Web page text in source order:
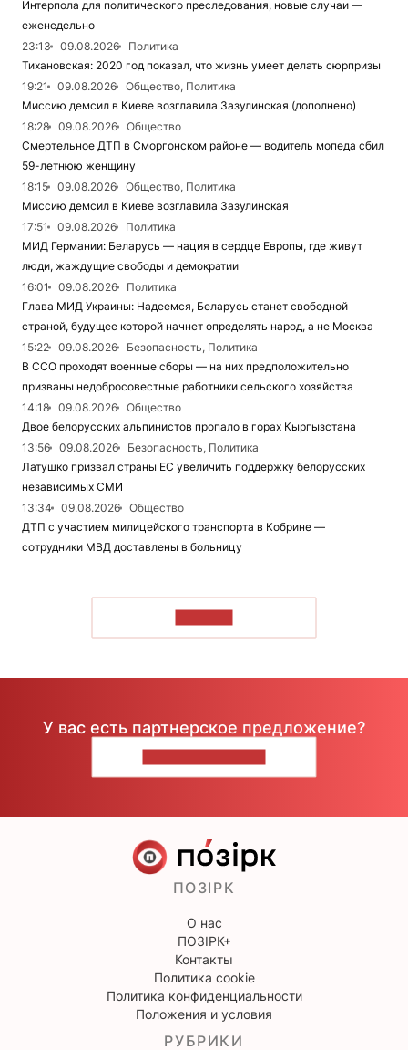
Интерпола для политического преследования, новые случаи —
еженедельно
23:13
09.08.2026
Политика
Тихановская: 2020 год показал, что жизнь умеет делать сюрпризы
19:21
09.08.2026
Общество, Политика
Миссию демсил в Киеве возглавила Зазулинская (дополнено)
18:28
09.08.2026
Общество
Смертельное ДТП в Сморгонском районе — водитель мопеда сбил
59-летнюю женщину
18:15
09.08.2026
Общество, Политика
Миссию демсил в Киеве возглавила Зазулинская
17:51
09.08.2026
Политика
МИД Германии: Беларусь — нация в сердце Европы, где живут
люди, жаждущие свободы и демократии
16:01
09.08.2026
Политика
Глава МИД Украины: Надеемся, Беларусь станет свободной
страной, будущее которой начнет определять народ, а не Москва
15:22
09.08.2026
Безопасность, Политика
В ССО проходят военные сборы — на них предположительно
призваны недобросовестные работники сельского хозяйства
14:18
09.08.2026
Общество
Двое белорусских альпинистов пропало в горах Кыргызстана
13:56
09.08.2026
Безопасность, Политика
Латушко призвал страны ЕС увеличить поддержку белорусских
независимых СМИ
13:34
09.08.2026
Общество
ДТП с участием милицейского транспорта в Кобрине —
сотрудники МВД доставлены в больницу
У вас есть партнерское предложение?
ПОЗІРК
О нас
ПОЗІРК+
Контакты
Политика cookie
Политика конфиденциальности
Положения и условия
РУБРИКИ